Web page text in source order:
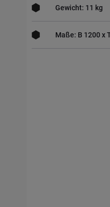
Gewicht: 11 kg
Maße: B 1200 x